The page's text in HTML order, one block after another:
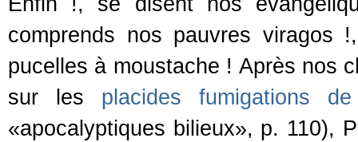
comprends nos pauvres viragos
pucelles à moustache ! Après nos
sur les placides fumigations
«apocalyptiques bilieux», p. 110),